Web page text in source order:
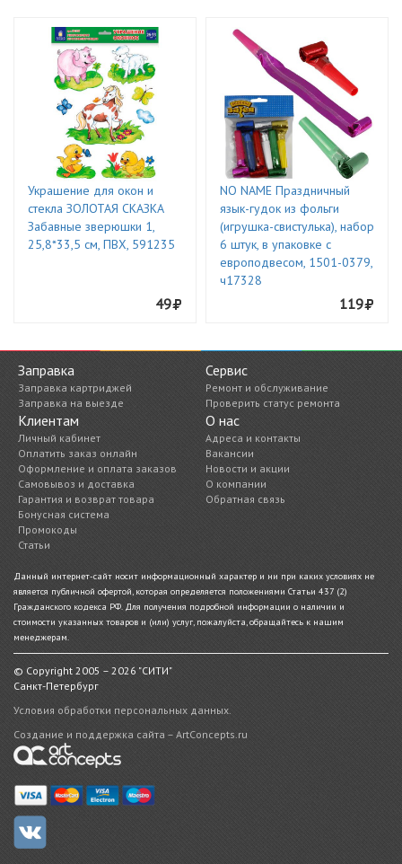
Украшение для окон и
стекла ЗОЛОТАЯ СКАЗКА
Забавные зверюшки 1,
25,8*33,5 см, ПВХ, 591235
49
NO NAME Праздничный
язык-гудок из фольги
(игрушка-свистулька), набор
6 штук, в упаковке с
европодвесом, 1501-0379,
ч17328
119
Заправка
Заправка картриджей
Заправка на выезде
Сервис
Ремонт и обслуживание
Проверить статус ремонта
Клиентам
Личный кабинет
Оплатить заказ онлайн
Оформление и оплата заказов
Самовывоз и доставка
Гарантия и возврат товара
Бонусная система
Промокоды
Статьи
О нас
Адреса и контакты
Вакансии
Новости и акции
О компании
Обратная связь
Данный интернет-сайт носит информационный характер и ни при каких условиях не
является публичной офертой, которая определяется положениями Статьи 437 (2)
Гражданского кодекса РФ. Для получения подробной информации о наличии и
стоимости указанных товаров и (или) услуг, пожалуйста, обращайтесь к нашим
менеджерам.
© Copyright 2005 – 2026 "СИТИ"
Санкт-Петербург
Условия обработки персональных данных.
Создание и поддержка сайта – ArtConcepts.ru